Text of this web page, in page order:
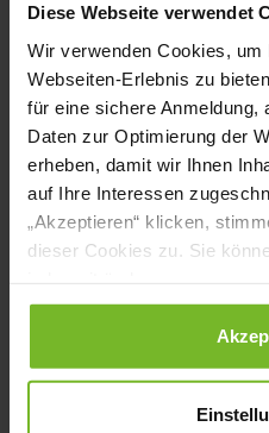
Diese Webseite verwendet
Wir verwenden Cookies, um
Webseiten-Erlebnis zu
für eine sichere
Daten zur Optimierung der
erheben, damit wir Ihnen
auf Ihre Interessen
„Akzeptieren“ klicken,
dieser Cookies zu. Sie
Datenschutzerklärung|
Anschließend die
Die Philadelphia
Kekseboden
kaltstellen.
Für das Mango-
Gelatine
Agar Agar
dazugeben und
Mischung ca. 30